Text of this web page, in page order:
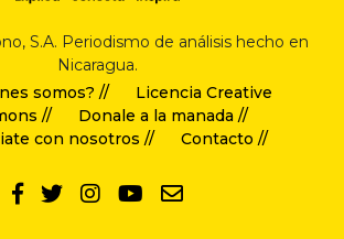
S.A. Periodismo de análisis hecho en
Nicaragua.
somos? //
Licencia Creative
//
Donale a la manada //
con nosotros //
Contacto //